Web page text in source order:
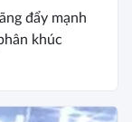
đẩy mạnh
khúc